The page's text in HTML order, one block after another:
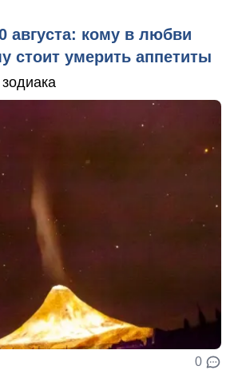
августа: кому в любви
стоит умерить аппетиты
0